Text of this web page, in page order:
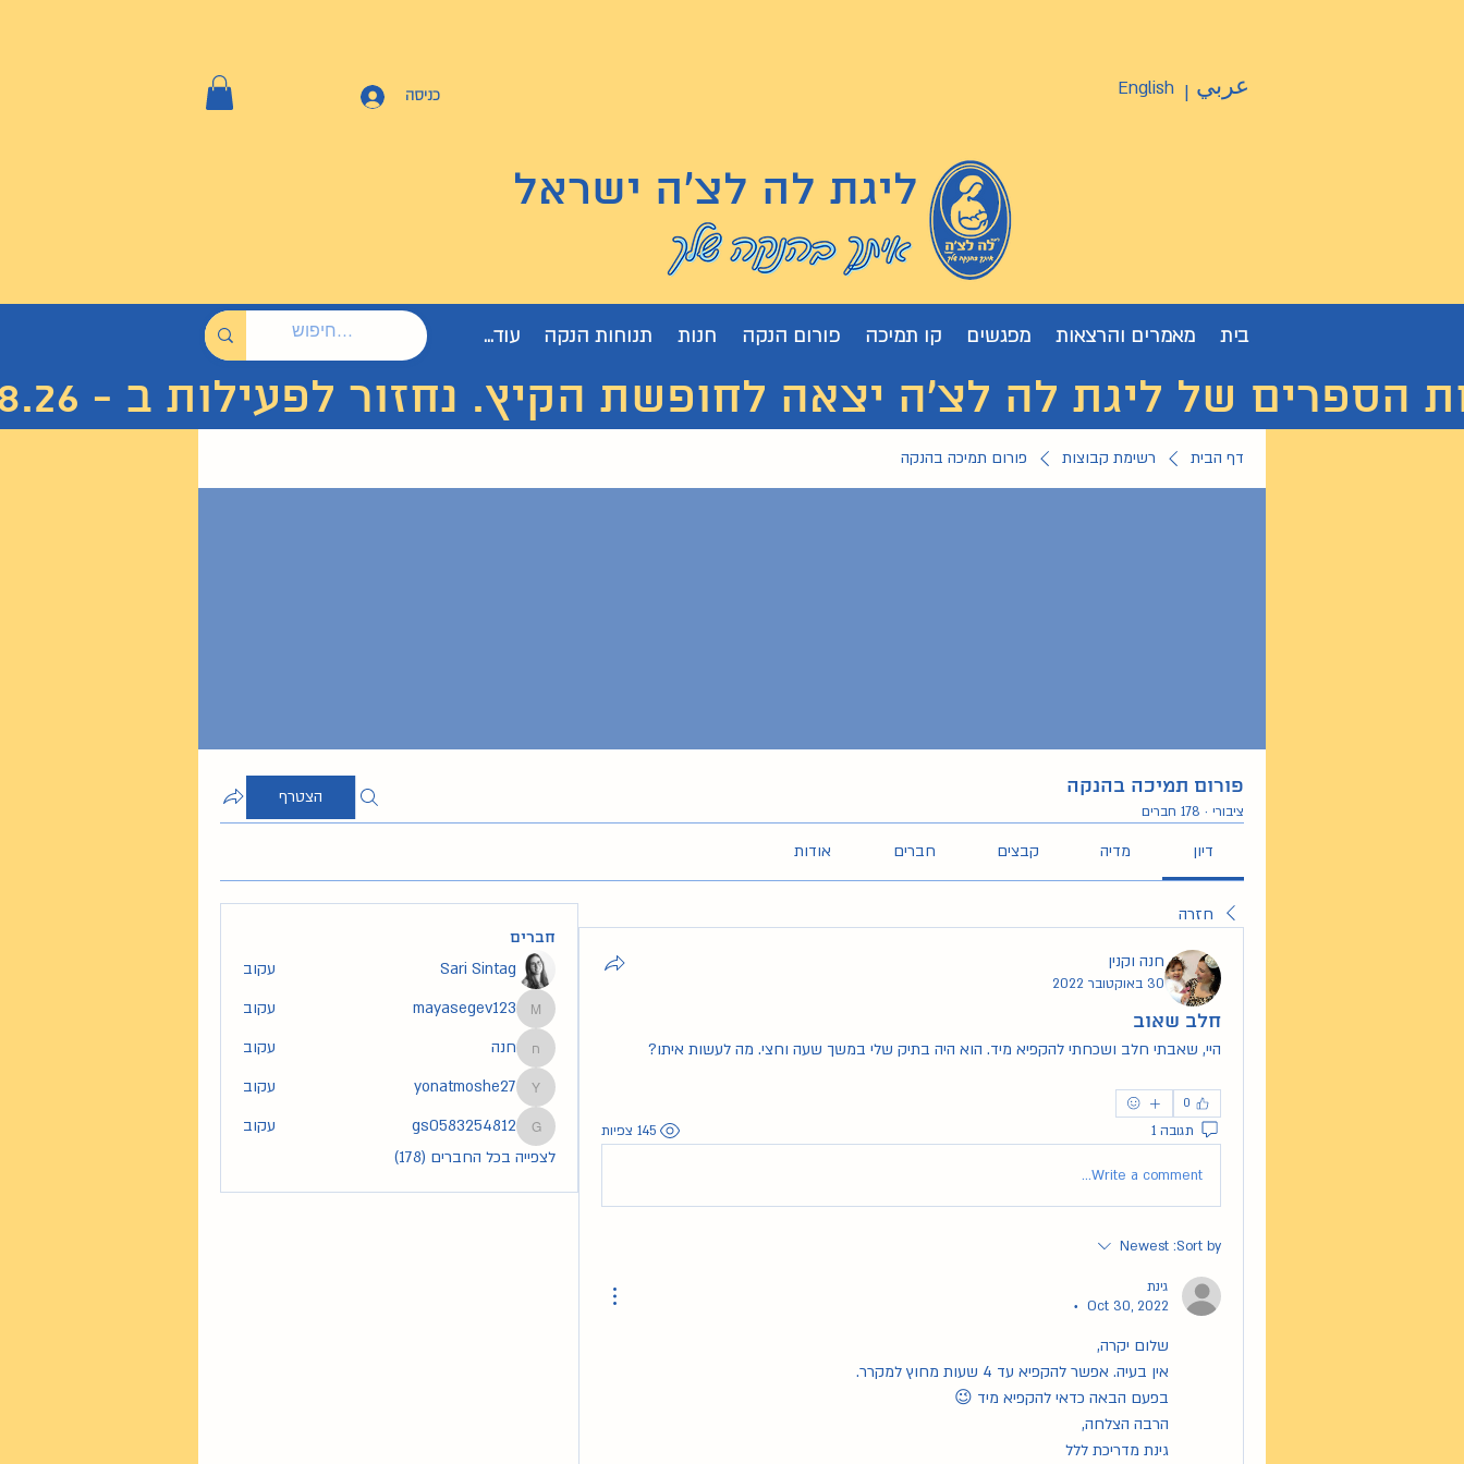
כניסה English عربي |
ליגת לה לצ'ה ישראל
בית מאמרים והרצאות מפגשים קו תמיכה פורום הנקה חנות תנוחות הנקה עוד...
הספרים של ליגת לה לצ'ה יצאה לחופשת הקיץ. נחזור לפעילות ב - 7.8.26
דף הבית רשימת קבוצות פורום תמיכה בהנקה
פורום תמיכה בהנקה
ציבורי · 178 חברים
הצטרף
דיון מדיה קבצים חברים אודות
חזרה
חנה וקנין
30 באוקטובר 2022
חלב שאוב
היי, שאבתי חלב ושכחתי להקפיא מיד. הוא היה בתיק שלי במשך שעה וחצי. מה לעשות איתו?
0
תגובה 1 145 צפיות
Write a comment...
Sort by:
Newest
גינת
Oct 30, 2022
•
שלום יקרה,
אין בעיה. אפשר להקפיא עד 4 שעות מחוץ למקרר.
בפעם הבאה כדאי להקפיא מיד 😉
הרבה הצלחה,
גינת מדריכת ללל
חברים
Sari Sintag עקוב
mayasegev123
mayasegev123 עקוב
חנה
חנה עקוב
yonatmoshe27
yonatmoshe27 עקוב
gs0583254812
gs0583254812
עקוב
לצפייה בכל החברים (178)